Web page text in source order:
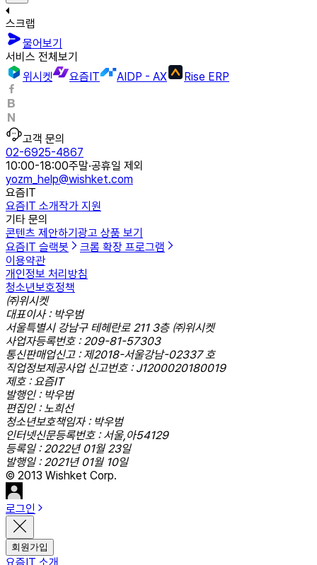
스크랩
물어보기
서비스 전체보기
위시켓
요즘IT AIDP - AX Rise ERP
고객 문의
02-6925-4867
10:00-18:00주말·공휴일 제외
yozm_help@wishket.com
요즘IT
요즘IT 소개작가 지원
기타 문의
콘텐츠 제안하기 광고 상품 보기
요즘IT 슬랙봇
크롬 확장 프로그램
이용약관
개인정보 처리방침
청소년보호정책
㈜위시켓
대표이사 : 박우범
서울특별시 강남구 테헤란로 211 3층 ㈜위시켓
사업자등록번호 : 209-81-57303
통신판매업신고 : 제2018-서울강남-02337 호
직업정보제공사업 신고번호 : J1200020180019
제호 : 요즘IT
발행인 : 박우범
편집인 : 노희선
청소년보호책임자 : 박우범
인터넷신문등록번호 : 서울,아54129
등록일 : 2022년 01월 23일
발행일 : 2021년 01월 10일
© 2013 Wishket Corp.
로그인
회원가입